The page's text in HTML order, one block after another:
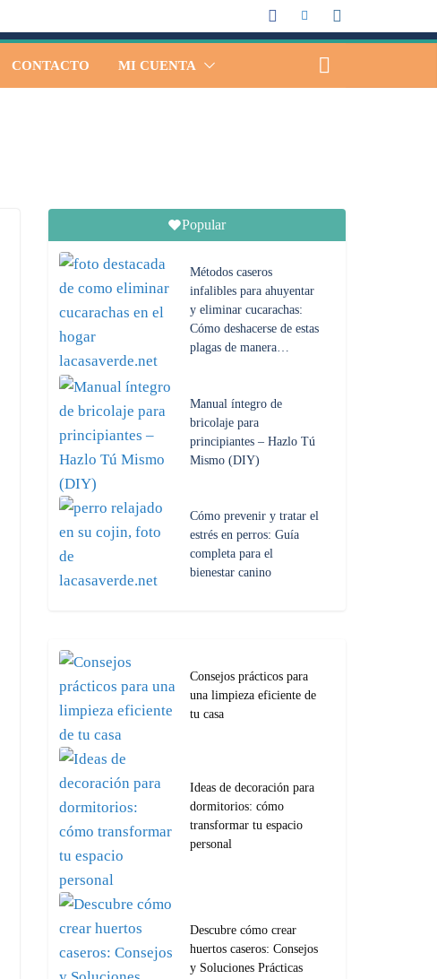
CONTACTO MI CUENTA
Popular
Métodos caseros
infalibles para ahuyentar
y eliminar cucarachas:
Cómo deshacerse de estas
plagas de manera…
Manual íntegro de
bricolaje para
principiantes – Hazlo Tú
Mismo (DIY)
Cómo prevenir y tratar el
estrés en perros: Guía
completa para el
bienestar canino
Consejos prácticos para
una limpieza eficiente de
tu casa
Ideas de decoración para
dormitorios: cómo
transformar tu espacio
personal
Descubre cómo crear
huertos caseros: Consejos
y Soluciones Prácticas